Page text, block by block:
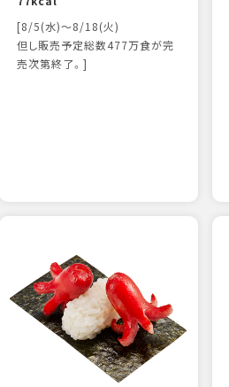
[8/5(水)～8/18(火)
但し販売予定総数477万食が完
売次第終了。]